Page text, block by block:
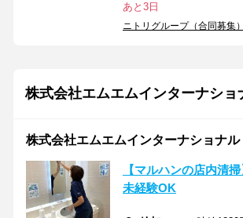
あと3日
ニトリグループ（合同募集
株式会社エムエムインターナショ
株式会社エムエムインターナショナ
【マルハンの店内清
未経験OK